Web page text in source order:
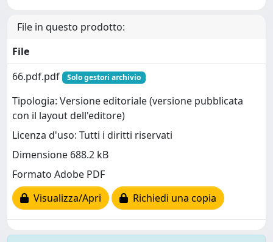
File in questo prodotto:
File
66.pdf.pdf
Solo gestori archivio
Tipologia: Versione editoriale (versione pubblicata
con il layout dell'editore)
Licenza d'uso: Tutti i diritti riservati
Dimensione 688.2 kB
Formato Adobe PDF
Visualizza/Apri
Richiedi una copia